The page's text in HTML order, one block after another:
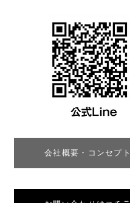
会社概要・コンセプト